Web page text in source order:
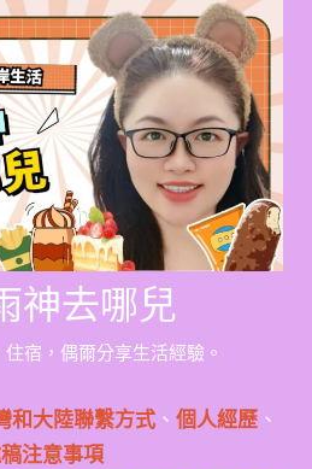
神去哪兒
宿，偶爾分享生活經驗。
和大陸聯繫方式、 個人經歷、
注意事項